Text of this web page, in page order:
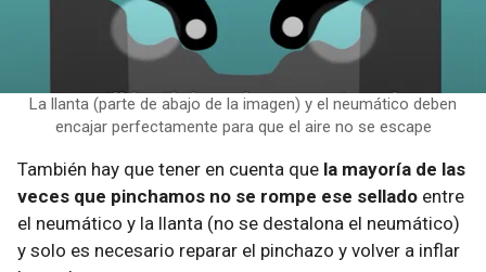
La llanta (parte de abajo de la imagen) y el neumático deben
encajar perfectamente para que el aire no se escape
También hay que tener en cuenta que la mayoría de las
veces que pinchamos no se rompe ese sellado entre
el neumático y la llanta (no se destalona el neumático)
y solo es necesario reparar el pinchazo y volver a inflar